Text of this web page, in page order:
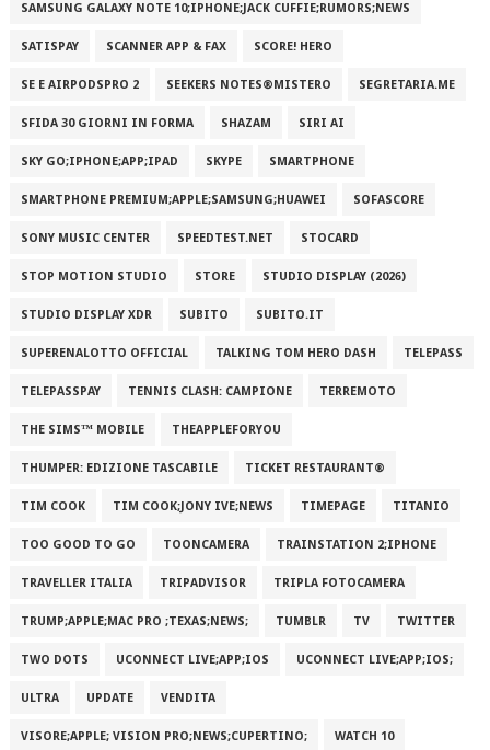
SAMSUNG GALAXY NOTE 10;IPHONE;JACK CUFFIE;RUMORS;NEWS
SATISPAY SCANNER APP & FAX SCORE! HERO
SE E AIRPODSPRO 2 SEEKERS NOTES®MISTERO SEGRETARIA.ME
SFIDA 30 GIORNI IN FORMA SHAZAM SIRI AI
SKY GO;IPHONE;APP;IPAD SKYPE SMARTPHONE
SMARTPHONE PREMIUM;APPLE;SAMSUNG;HUAWEI SOFASCORE
SONY MUSIC CENTER SPEEDTEST.NET STOCARD
STOP MOTION STUDIO STORE STUDIO DISPLAY (2026)
STUDIO DISPLAY XDR SUBITO SUBITO.IT
SUPERENALOTTO OFFICIAL TALKING TOM HERO DASH TELEPASS
TELEPASSPAY TENNIS CLASH: CAMPIONE TERREMOTO
THE SIMS™ MOBILE THEAPPLEFORYOU
THUMPER: EDIZIONE TASCABILE TICKET RESTAURANT®
TIM COOK TIM COOK;JONY IVE;NEWS TIMEPAGE TITANIO
TOO GOOD TO GO TOONCAMERA TRAINSTATION 2;IPHONE
TRAVELLER ITALIA TRIPADVISOR TRIPLA FOTOCAMERA
TRUMP;APPLE;MAC PRO ;TEXAS;NEWS; TUMBLR TV TWITTER
TWO DOTS UCONNECT LIVE;APP;IOS UCONNECT LIVE;APP;IOS;
ULTRA UPDATE VENDITA
VISORE;APPLE; VISION PRO;NEWS;CUPERTINO; WATCH 10